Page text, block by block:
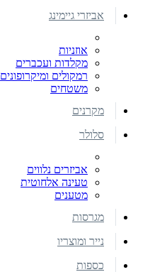
אביזרי גיימינג
אוזניות
מקלדות ועכברים
רמקולים ומיקרופונים
משטחים
מקרנים
סלולר
אביזרים נלווים
טעינה אלחוטית
מטענים
מגרסות
נייר ומוצריו
כספות